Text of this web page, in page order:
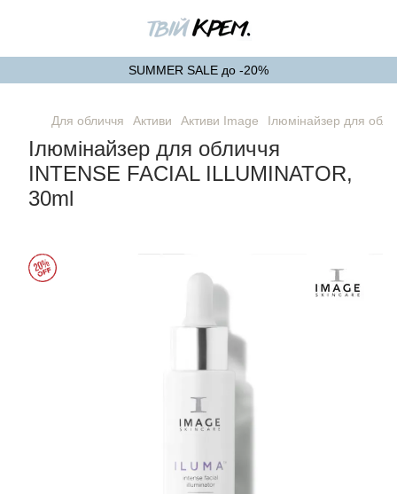
SUMMER SALE до -20%
Для обличчя Активи Активи Image Ілюмінайзер для
Ілюмінайзер для обличчя
INTENSE FACIAL ILLUMINATOR,
30ml